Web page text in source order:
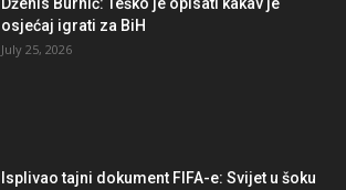
Dženis Burnić: Teško je opisati kakav je
osjećaj igrati za BiH
July 25, 2026
Isplivao tajni dokument FIFA-e: Svijet u šoku